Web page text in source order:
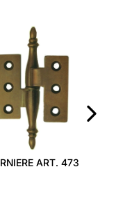
ART. 473